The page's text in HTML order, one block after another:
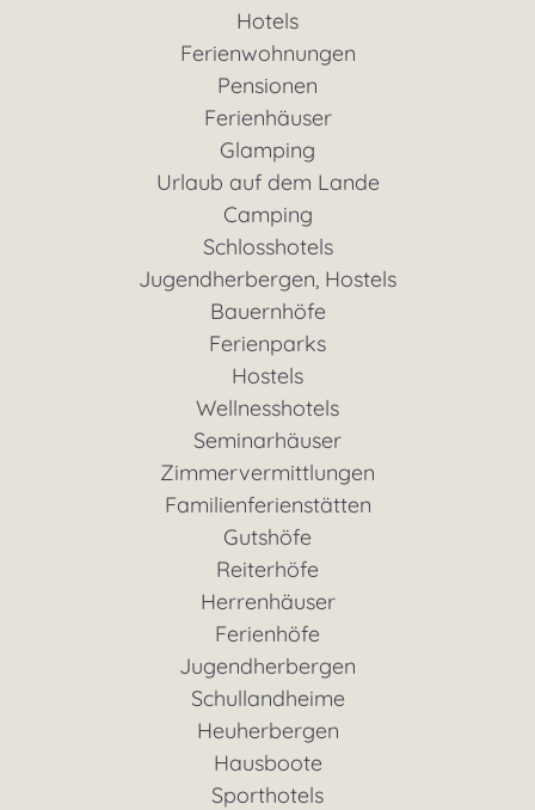
Hotels
Ferienwohnungen
Pensionen
Ferienhäuser
Glamping
Urlaub auf dem Lande
Camping
Schlosshotels
Jugendherbergen, Hostels
Bauernhöfe
Ferienparks
Hostels
Wellnesshotels
Seminarhäuser
Zimmervermittlungen
Familienferienstätten
Gutshöfe
Reiterhöfe
Herrenhäuser
Ferienhöfe
Jugendherbergen
Schullandheime
Heuherbergen
Hausboote
Sporthotels